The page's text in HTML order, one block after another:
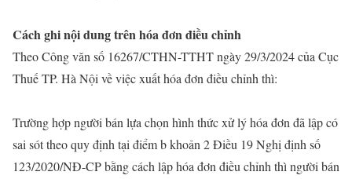
Cách ghi nội dung trên hóa đơn điều chỉnh
Theo Công văn số 16267/CTHN-TTHT ngày 29/3/2024 của Cục
Thuế TP. Hà Nội về việc xuất hóa đơn điều chỉnh thì:
Trường hợp người bán lựa chọn hình thức xử lý hóa đơn đã lập có
sai sót theo quy định tại điểm b khoản 2 Điều 19 Nghị định số
123/2020/NĐ-CP bằng cách lập hóa đơn điều chỉnh thì người bán